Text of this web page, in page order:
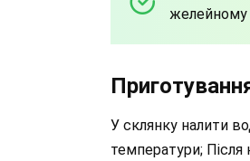
желейному
У склянку налити
температури;